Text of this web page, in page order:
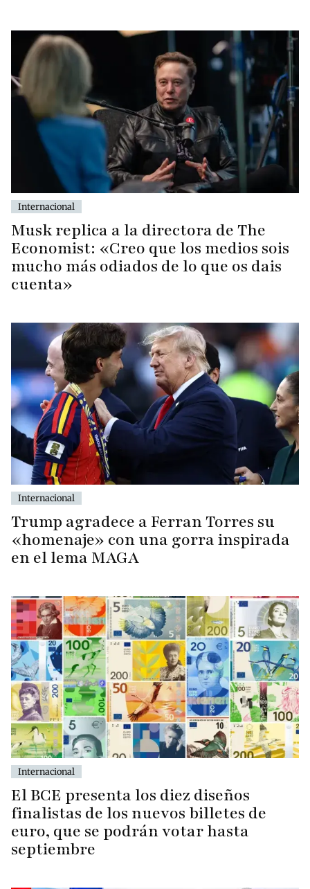
Internacional
Musk replica a la directora de The
Economist: «Creo que los medios sois
mucho más odiados de lo que os dais
cuenta»
Internacional
Trump agradece a Ferran Torres su
«homenaje» con una gorra inspirada
en el lema MAGA
Internacional
El BCE presenta los diez diseños
finalistas de los nuevos billetes de
euro, que se podrán votar hasta
septiembre